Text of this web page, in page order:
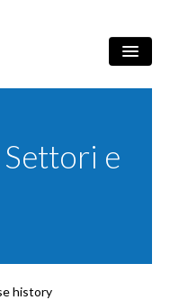
e
history